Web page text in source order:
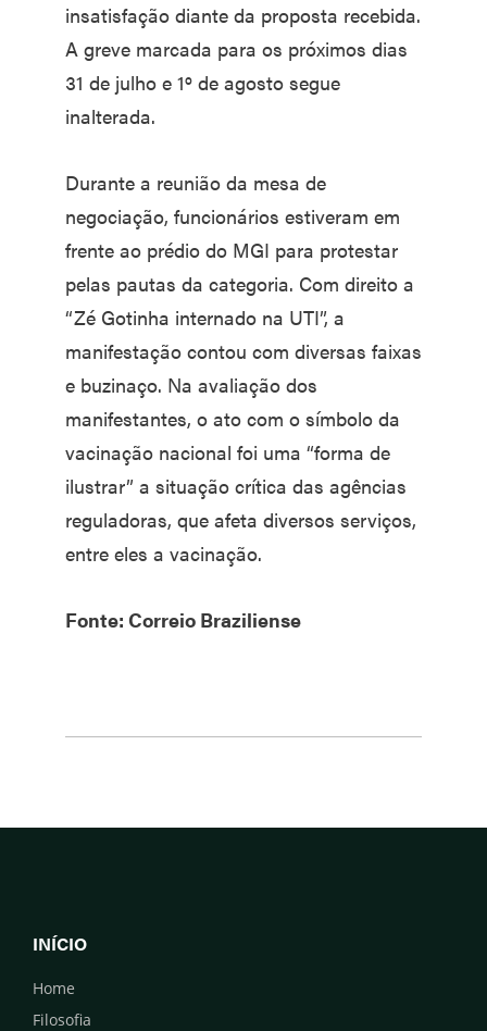
insatisfação diante da proposta recebida.
A greve marcada para os próximos dias
31 de julho e 1º de agosto segue
inalterada.
Durante a reunião da mesa de
negociação, funcionários estiveram em
frente ao prédio do MGI para protestar
pelas pautas da categoria. Com direito a
“Zé Gotinha internado na UTI”, a
manifestação contou com diversas faixas
e buzinaço. Na avaliação dos
manifestantes, o ato com o símbolo da
vacinação nacional foi uma “forma de
ilustrar” a situação crítica das agências
reguladoras, que afeta diversos serviços,
entre eles a vacinação.
Fonte: Correio Braziliense
INÍCIO
Home
Filosofia